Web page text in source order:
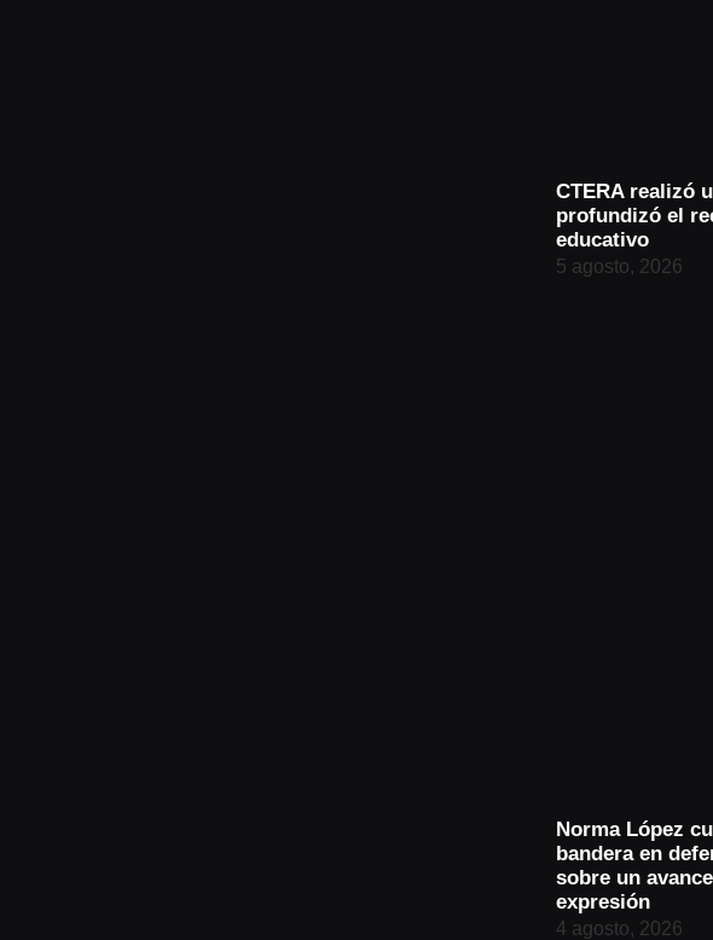
CTERA realizó
profundizó el
educativo
5 agosto, 2026
Norma López
bandera en
sobre un
expresión
4 agosto, 2026